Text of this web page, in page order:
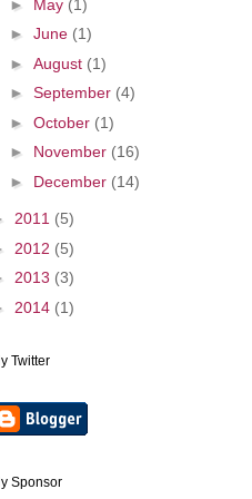
► May (1)
► June (1)
► August (1)
► September (4)
► October (1)
► November (16)
► December (14)
2011 (5)
2012 (5)
2013 (3)
2014 (1)
Twitter
Sponsor